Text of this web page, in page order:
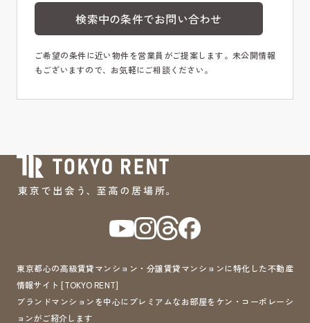
検索中の条件でお問い合わせ
ご希望の条件に近い物件を営業員がご提案します。未公開情報
もございますので、お気軽にご相談ください。
東京都心の高級賃貸マンション・分譲賃貸マンションに特化した不動産
情報サイト [TOKYO RENT]
ブランドマンションを中心にプレミアムなお部屋をケン・コーポレーシ
ョンがご紹介します